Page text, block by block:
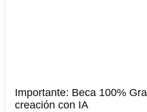
Importante: Beca 100%
creación con IA